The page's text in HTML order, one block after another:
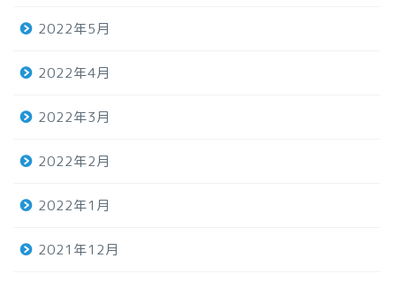
2022年5月
2022年4月
2022年3月
2022年2月
2022年1月
2021年12月